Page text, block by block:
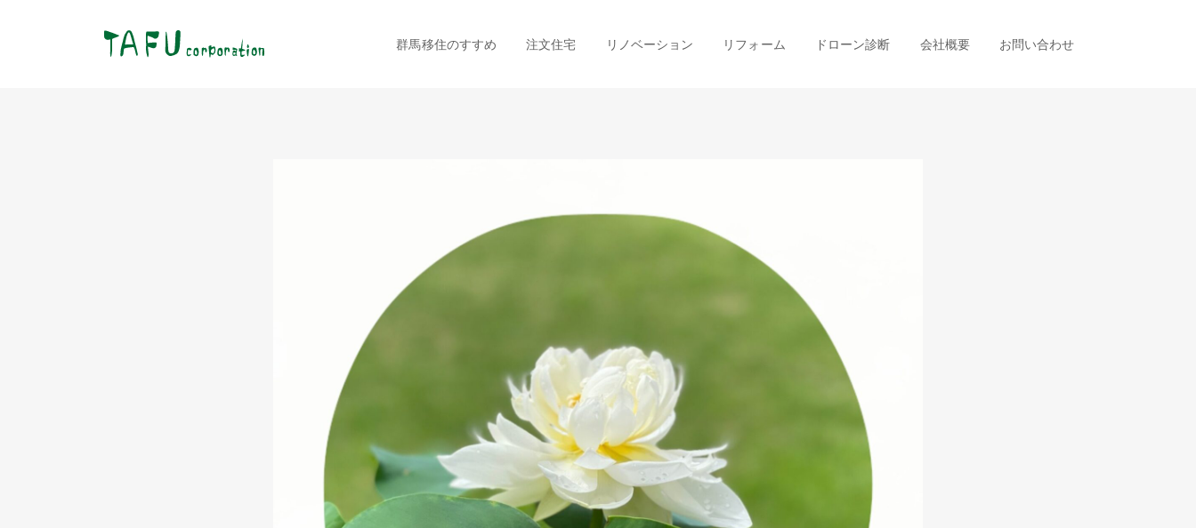
群馬移住のすすめ 注文住宅 リノベーション リフォーム ドローン診断 会社概要 お問い合わせ